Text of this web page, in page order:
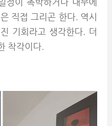
이 촉박하거나 내부에
직접 그리곤 한다. 역시
기회라고 생각한다. 더
착각이다.